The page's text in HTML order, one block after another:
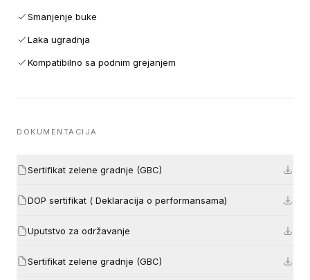
Smanjenje buke
Laka ugradnja
Kompatibilno sa podnim grejanjem
DOKUMENTACIJA
Sertifikat zelene gradnje (GBC)
DOP sertifikat ( Deklaracija o performansama)
Uputstvo za održavanje
Sertifikat zelene gradnje (GBC)